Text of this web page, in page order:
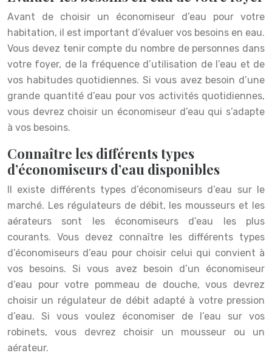
Avant de choisir un économiseur d’eau pour votre
habitation, il est important d’évaluer vos besoins en eau.
Vous devez tenir compte du nombre de personnes dans
votre foyer, de la fréquence d’utilisation de l’eau et de
vos habitudes quotidiennes. Si vous avez besoin d’une
grande quantité d’eau pour vos activités quotidiennes,
vous devrez choisir un économiseur d’eau qui s’adapte
à vos besoins.
Connaître les différents types
d’économiseurs d’eau disponibles
Il existe différents types d’économiseurs d’eau sur le
marché. Les régulateurs de débit, les mousseurs et les
aérateurs sont les économiseurs d’eau les plus
courants. Vous devez connaître les différents types
d’économiseurs d’eau pour choisir celui qui convient à
vos besoins. Si vous avez besoin d’un économiseur
d’eau pour votre pommeau de douche, vous devrez
choisir un régulateur de débit adapté à votre pression
d’eau. Si vous voulez économiser de l’eau sur vos
robinets, vous devrez choisir un mousseur ou un
aérateur.